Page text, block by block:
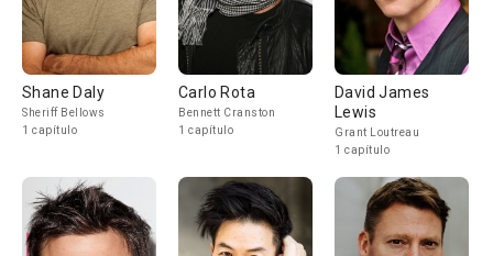
Shane Daly
Sheriff Bellows
1 capítulo
Carlo Rota
Bennett Cranston
1 capítulo
David James
Lewis
Grant Loutreau
1 capítulo